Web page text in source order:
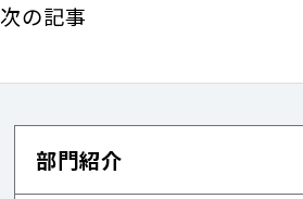
次の記事
部門紹介